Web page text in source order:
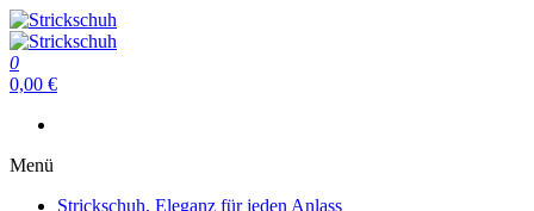
Zum
Inhalt
springen
Strickschuh
Strickschuh
0
0,00 €
Menü
Strickschuh, Eleganz für jeden Anlass